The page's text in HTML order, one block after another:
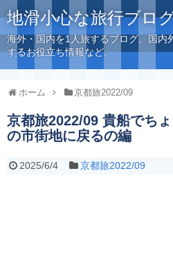
地滑小心な旅行ブロ
海外・国内を1人旅するブログ。国内
するお役立ち情報など。
ホーム 京都旅2022/09
京都旅2022/09 貴船でちょっと一休みして京都
の市街地に戻るの編
2025/6/4 京都旅2022/09